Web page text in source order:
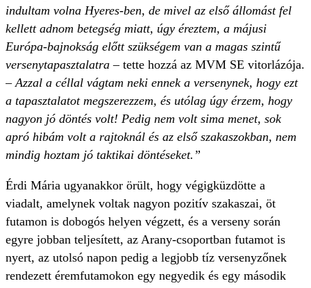
indultam volna Hyeres-ben, de mivel az első állomást fel
kellett adnom betegség miatt, úgy éreztem, a májusi
Európa-bajnokság előtt szükségem van a magas szintű
versenytapasztalatra– tette hozzá az MVM SE vitorlázója.
–Azzal a céllal vágtam neki ennek a versenynek, hogy ezt
a tapasztalatot megszerezzem, és utólag úgy érzem, hogy
nagyon jó döntés volt! Pedig nem volt sima menet, sok
apró hibám volt a rajtoknál és az első szakaszokban, nem
mindig hoztam jó taktikai döntéseket.”
Érdi Mária ugyanakkor örült, hogy végigküzdötte a
viadalt, amelynek voltak nagyon pozitív szakaszai, öt
futamon is dobogós helyen végzett, és a verseny során
egyre jobban teljesített, az Arany-csoportban futamot is
nyert, az utolsó napon pedig a legjobb tíz versenyzőnek
rendezett éremfutamokon egy negyedik és egy második